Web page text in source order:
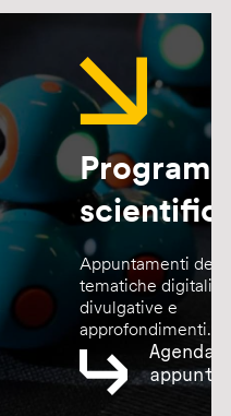
Appuntamenti
tematiche digitali,
divulgative e
approfondimenti.
Agenda